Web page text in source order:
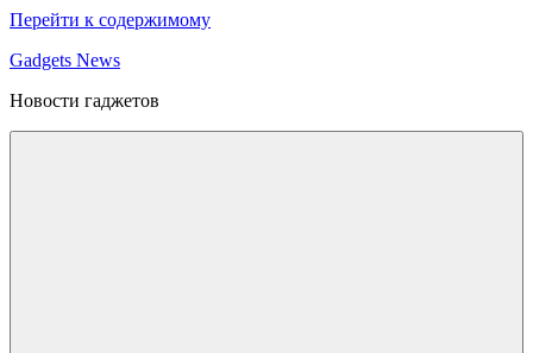
Перейти к содержимому
Gadgets News
Новости гаджетов